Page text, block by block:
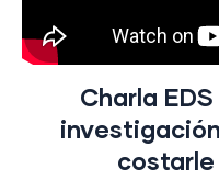
Charla